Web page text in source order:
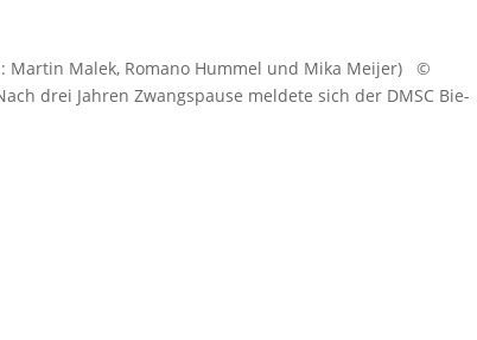
Mar­tin Malek, Roma­no Hum­mel und Mika Mei­jer) ©
drei Jah­ren Zwangs­pau­se mel­de­te sich der DMSC Bie­